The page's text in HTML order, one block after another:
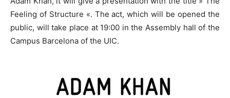
Feeling of Structure «. The act, which will be opened the
public, will take place at 19:00 in the Assembly hall of the
Campus Barcelona of the UIC.